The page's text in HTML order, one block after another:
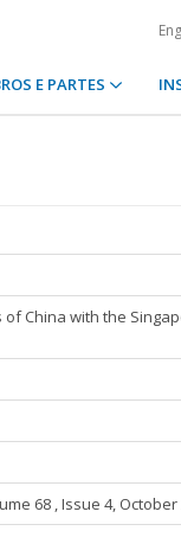
E PARTES
China with the
68 , Issue 4, October